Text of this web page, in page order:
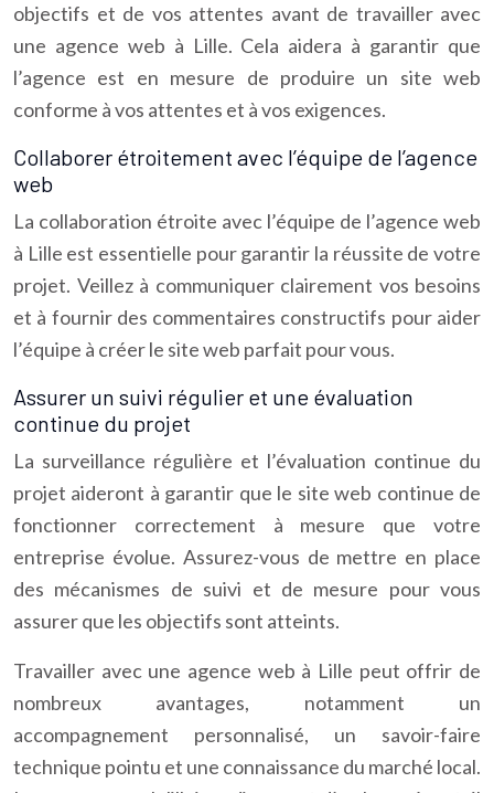
objectifs et de vos attentes avant de travailler avec
une agence web à Lille. Cela aidera à garantir que
l’agence est en mesure de produire un site web
conforme à vos attentes et à vos exigences.
Collaborer étroitement avec l’équipe de l’agence
web
La collaboration étroite avec l’équipe de l’agence web
à Lille est essentielle pour garantir la réussite de votre
projet. Veillez à communiquer clairement vos besoins
et à fournir des commentaires constructifs pour aider
l’équipe à créer le site web parfait pour vous.
Assurer un suivi régulier et une évaluation
continue du projet
La surveillance régulière et l’évaluation continue du
projet aideront à garantir que le site web continue de
fonctionner correctement à mesure que votre
entreprise évolue. Assurez-vous de mettre en place
des mécanismes de suivi et de mesure pour vous
assurer que les objectifs sont atteints.
Travailler avec une agence web à Lille peut offrir de
nombreux avantages, notamment un
accompagnement personnalisé, un savoir-faire
technique pointu et une connaissance du marché local.